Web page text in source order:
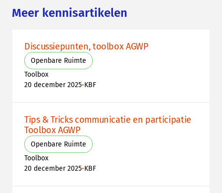
Meer kennisartikelen
Discussiepunten, toolbox AGWP
Openbare Ruimte
Toolbox
20 december 2025•KBF
Tips & Tricks communicatie en participatie
Toolbox AGWP
Openbare Ruimte
Toolbox
20 december 2025•KBF